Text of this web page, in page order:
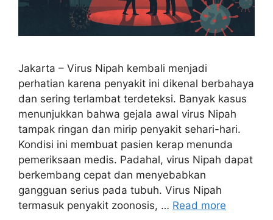
Jakarta – Virus Nipah kembali menjadi
perhatian karena penyakit ini dikenal berbahaya
dan sering terlambat terdeteksi. Banyak kasus
menunjukkan bahwa gejala awal virus Nipah
tampak ringan dan mirip penyakit sehari-hari.
Kondisi ini membuat pasien kerap menunda
pemeriksaan medis. Padahal, virus Nipah dapat
berkembang cepat dan menyebabkan
gangguan serius pada tubuh. Virus Nipah
termasuk penyakit zoonosis, … Read more